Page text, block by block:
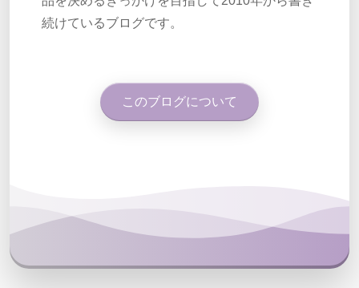
続けているブログです。
このブログについて